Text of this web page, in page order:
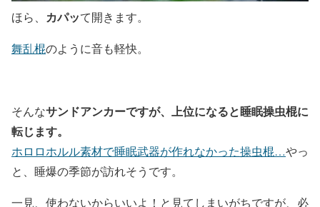
ほら、 カパッて開きます。
舞乱棍のように音も軽快。
そんなサンドアンカーですが、上位になると睡眠操虫棍に
転じます。
ホロロホルル素材で睡眠武器が作れなかった操虫棍…やっ
と、睡爆の季節が訪れそうです。
一見、使わないからいいよ！と見てしまいがちですが、必